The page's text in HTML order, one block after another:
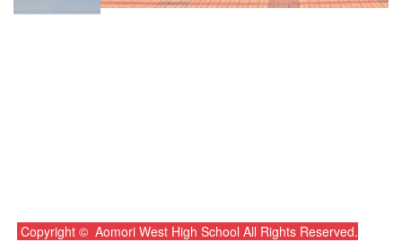
Copyright © Aomori West High School All Rights Reserved.